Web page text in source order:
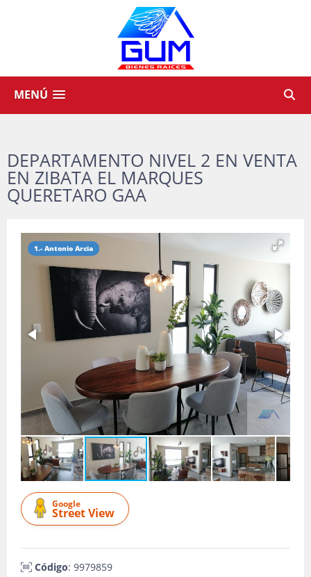
MENÚ
DEPARTAMENTO NIVEL 2 EN VENTA
EN ZIBATA EL MARQUES
QUERETARO GAA
1.- Antonio Arcia
Google
Street View
Código: 9979859